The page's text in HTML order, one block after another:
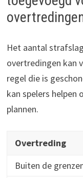
Het aantal
overtredingen kan
regel die is
kan spelers
plannen.
Overtreding
Buiten de